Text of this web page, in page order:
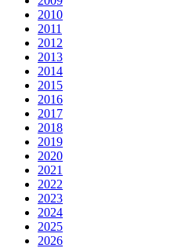
2010
2011
2012
2013
2014
2015
2016
2017
2018
2019
2020
2021
2022
2023
2024
2025
2026